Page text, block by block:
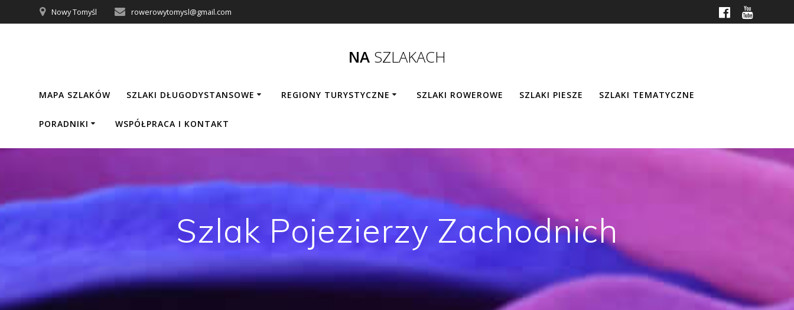
Nowy Tomyśl rowerowytomysl@gmail.com
NASZLAKACH
MAPA SZLAKÓW SZLAKI DŁUGODYSTANSOWE REGIONY TURYSTYCZNE SZLAKI ROWEROWE SZLAKI PIESZE SZLAKI TEMATYCZNE
PORADNIKI WSPÓŁPRACA I KONTAKT
Szlak Pojezierzy Zachodnich